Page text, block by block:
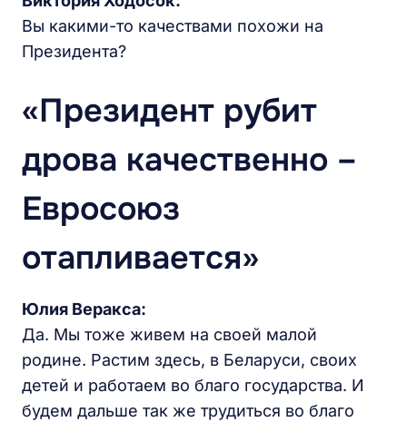
Вы какими-то качествами похожи на
Президента?
«Президент рубит
дрова качественно –
Евросоюз
отапливается»
Юлия Веракса:
Да. Мы тоже живем на своей малой
родине. Растим здесь, в Беларуси, своих
детей и работаем во благо государства. И
будем дальше так же трудиться во благо